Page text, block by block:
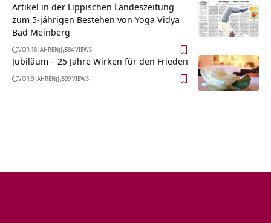
Artikel in der Lippischen Landeszeitung
zum 5-jährigen Bestehen von Yoga Vidya
Bad Meinberg
VOR 18 JAHREN 584 VIEWS
Jubiläum – 25 Jahre Wirken für den Frieden
VOR 9 JAHREN 599 VIEWS